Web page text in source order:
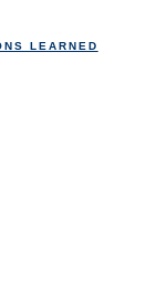
LEARNED